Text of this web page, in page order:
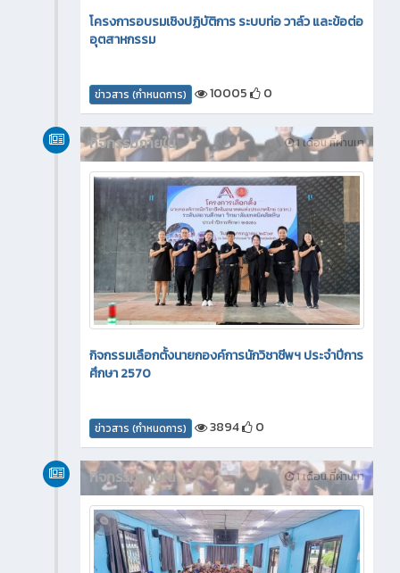
โครงการอบรมเชิงปฏิบัติการ ระบบท่อ วาล์ว และข้อต่อ
อุตสาหกรรม
ข่าวสาร (กำหนดการ) 10005 0
1 เดือน ที่ผ่านมา
กิจกรรมภายใน
กิจกรรมเลือกตั้งนายกองค์การนักวิชาชีพฯ ประจำปีการ
ศึกษา 2570
ข่าวสาร (กำหนดการ) 3894 0
1 เดือน ที่ผ่านมา
กิจกรรมภายใน